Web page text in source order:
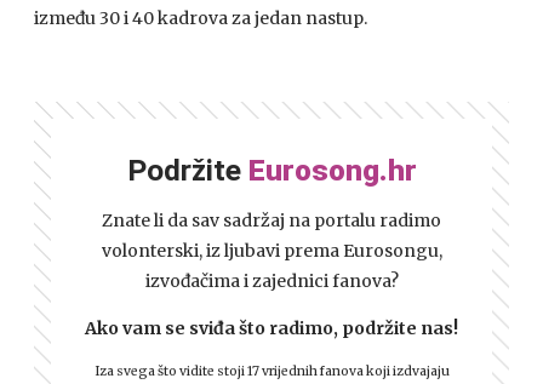
između 30 i 40 kadrova za jedan nastup.
Podržite Eurosong.hr
Znate li da sav sadržaj na portalu radimo
volonterski, iz ljubavi prema Eurosongu,
izvođačima i zajednici fanova?
Ako vam se sviđa što radimo, podržite nas!
Iza svega što vidite stoji 17 vrijednih fanova koji izdvajaju